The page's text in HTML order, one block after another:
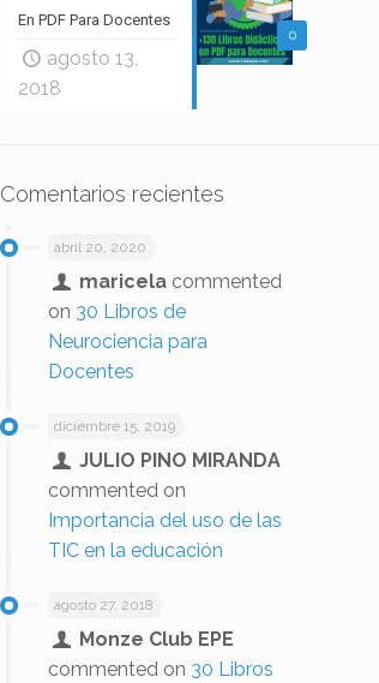
0
En PDF Para Docentes
agosto 13,
2018
Comentarios recientes
abril 20, 2020
maricela commented
on 30 Libros de
Neurociencia para
Docentes
diciembre 15, 2019
JULIO PINO MIRANDA
commented on
Importancia del uso de las
TIC en la educación
agosto 27, 2018
Monze Club EPE
commented on 30 Libros